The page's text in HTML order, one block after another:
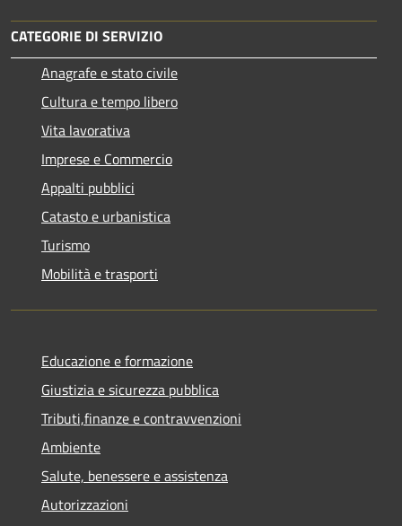
CATEGORIE DI SERVIZIO
Anagrafe e stato civile
Cultura e tempo libero
Vita lavorativa
Imprese e Commercio
Appalti pubblici
Catasto e urbanistica
Turismo
Mobilità e trasporti
Educazione e formazione
Giustizia e sicurezza pubblica
Tributi,finanze e contravvenzioni
Ambiente
Salute, benessere e assistenza
Autorizzazioni